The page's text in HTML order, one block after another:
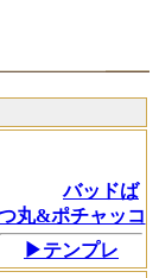
バッドば
丸&ポチャッコ
▶テンプレ